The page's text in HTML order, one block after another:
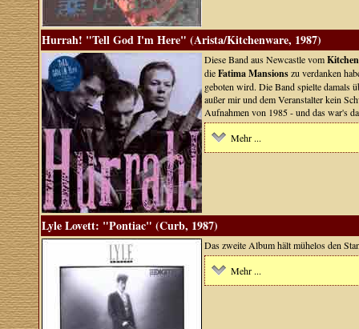
Hurrah! "Tell God I'm Here" (Arista/Kitchenware, 1987)
Diese Band aus Newcastle vom
dieFatima Mansionszu verdanken
geboten wird. Die Band spielte damals
außer mir und dem Veranstalter kein
Aufnahmen von 1985 - und das war's
Mehr ...
Lyle Lovett: "Pontiac" (Curb, 1987)
Das zweite Album hält mühelos den
Mehr ...